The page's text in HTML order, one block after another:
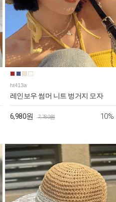
ht413a
레인보우 썸머 니트 벙거지 모자
6,980원 7,780원 10%